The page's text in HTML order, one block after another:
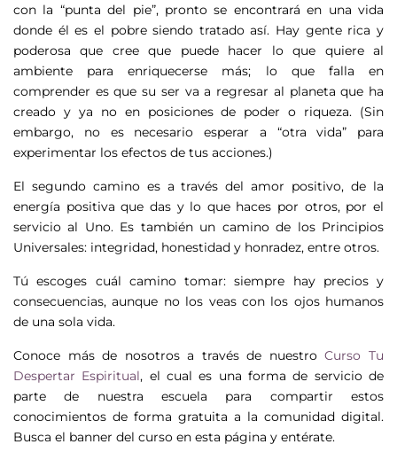
con la “punta del pie”, pronto se encontrará en una vida
donde él es el pobre siendo tratado así. Hay gente rica y
poderosa que cree que puede hacer lo que quiere al
ambiente para enriquecerse más; lo que falla en
comprender es que su ser va a regresar al planeta que ha
creado y ya no en posiciones de poder o riqueza. (Sin
embargo, no es necesario esperar a “otra vida” para
experimentar los efectos de tus acciones.)
El segundo camino es a través del amor positivo, de la
energía positiva que das y lo que haces por otros, por el
servicio al Uno. Es también un camino de los Principios
Universales: integridad, honestidad y honradez, entre otros.
Tú escoges cuál camino tomar: siempre hay precios y
consecuencias, aunque no los veas con los ojos humanos
de una sola vida.
Conoce más de nosotros a través de nuestroCurso Tu
Despertar Espiritual, el cual es una forma de servicio de
parte de nuestra escuela para compartir estos
conocimientos de forma gratuita a la comunidad digital.
Busca el banner del curso en esta página y entérate.